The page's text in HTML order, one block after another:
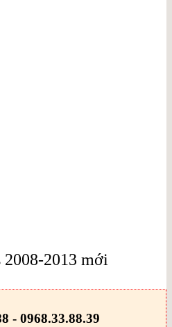
2008-2013 mới
- 0968.33.88.39